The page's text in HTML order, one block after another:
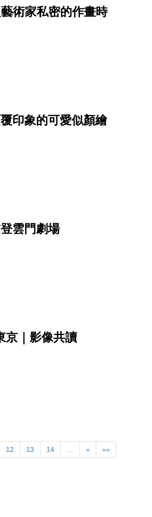
術家私密的作畫時
印象的可愛似顏繪
雲門劇場
京｜影像共讀
12 13 14 … » »»